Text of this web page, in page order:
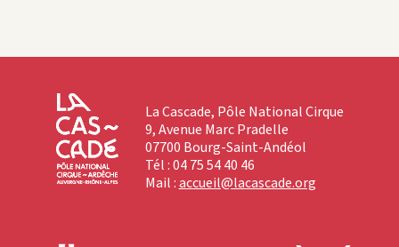
La Cascade, Pôle National Cirque
9, Avenue Marc Pradelle
07700 Bourg-Saint-Andéol
Tél : 04 75 54 40 46
Mail :accueil@lacascade.org